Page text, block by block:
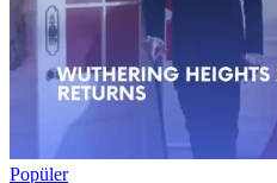
Popüler